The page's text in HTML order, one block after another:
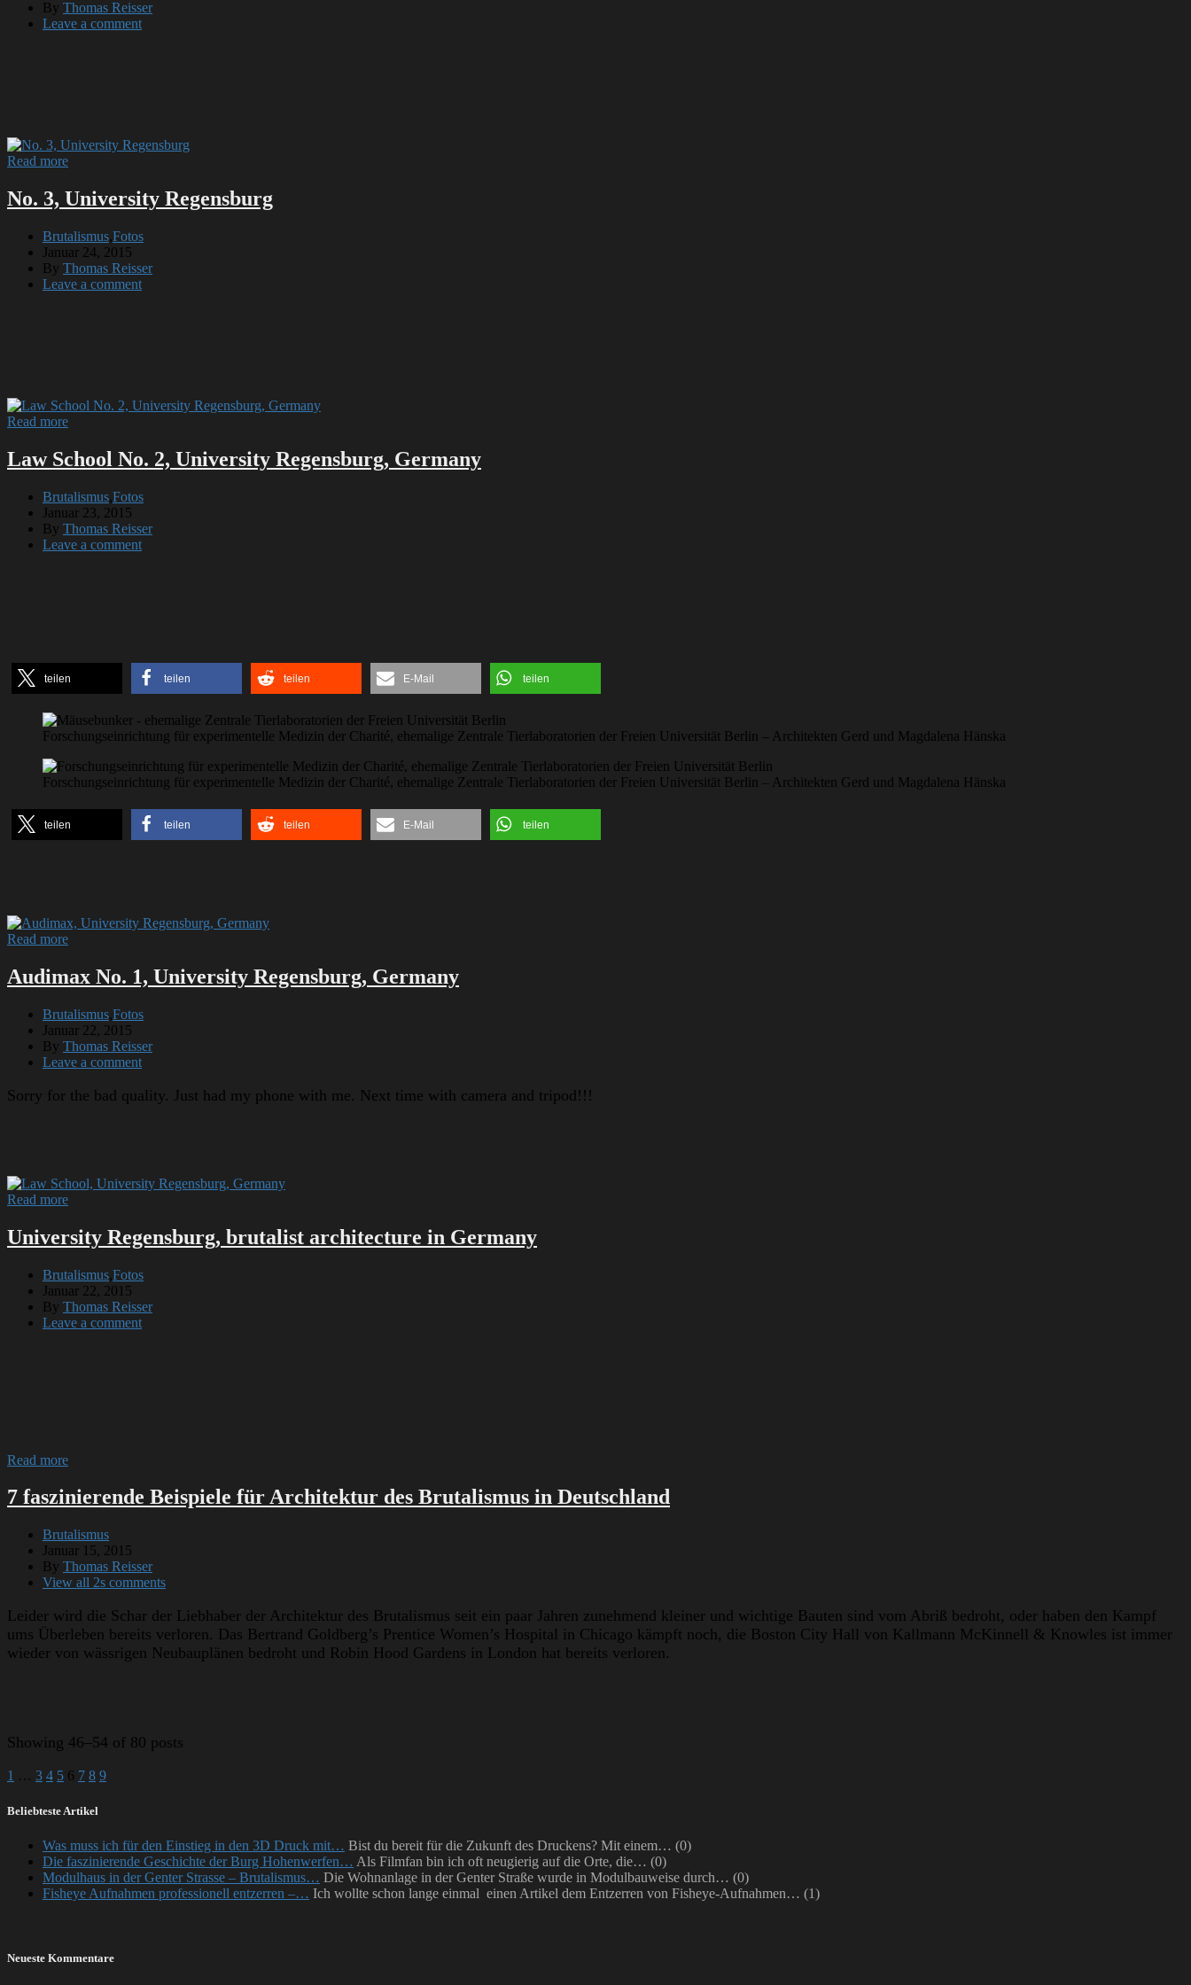
By Thomas Reisser
Leave a comment
Read more
No. 3, University Regensburg
Brutalismus,Fotos
Januar 24, 2015
By Thomas Reisser
Leave a comment
Read more
Law School No. 2, University Regensburg, Germany
Brutalismus,Fotos
Januar 23, 2015
By Thomas Reisser
Leave a comment
teilen teilen teilen E-Mail teilen
Forschungseinrichtung für experimentelle Medizin der Charité, ehemalige Zentrale Tierlaboratorien der Freien Universität Berlin – Architekten Gerd und Magdalena Hänska
Forschungseinrichtung für experimentelle Medizin der Charité, ehemalige Zentrale Tierlaboratorien der Freien Universität Berlin – Architekten Gerd und Magdalena Hänska
teilen teilen teilen E-Mail teilen
Read more
Audimax No. 1, University Regensburg, Germany
Brutalismus,Fotos
Januar 22, 2015
By Thomas Reisser
Leave a comment
Sorry for the bad quality. Just had my phone with me. Next time with camera and tripod!!!
Read more
University Regensburg, brutalist architecture in Germany
Brutalismus,Fotos
Januar 22, 2015
By Thomas Reisser
Leave a comment
Read more
7 faszinierende Beispiele für Architektur des Brutalismus in Deutschland
Brutalismus
Januar 15, 2015
By Thomas Reisser
View all 2s comments
Leider wird die Schar der Liebhaber der Architektur des Brutalismus seit ein paar Jahren zunehmend kleiner und wichtige Bauten sind vom Abriß bedroht, oder haben den Kampf
ums Überleben bereits verloren. Das Bertrand Goldberg’s Prentice Women’s Hospital in Chicago kämpft noch, die Boston City Hall von Kallmann McKinnell & Knowles ist immer
wieder von wässrigen Neubauplänen bedroht und Robin Hood Gardens in London hat bereits verloren.
Showing 46–54 of 80 posts
1 … 3 4 5 6 7 8 9
Beliebteste Artikel
Was muss ich für den Einstieg in den 3D Druck mit… Bist du bereit für die Zukunft des Druckens? Mit einem… (0)
Die faszinierende Geschichte der Burg Hohenwerfen… Als Filmfan bin ich oft neugierig auf die Orte, die… (0)
Modulhaus in der Genter Strasse – Brutalismus… Die Wohnanlage in der Genter Straße wurde in Modulbauweise durch… (0)
Fisheye Aufnahmen professionell entzerren –… Ich wollte schon lange einmal einen Artikel dem Entzerren von Fisheye-Aufnahmen… (1)
Neueste Kommentare